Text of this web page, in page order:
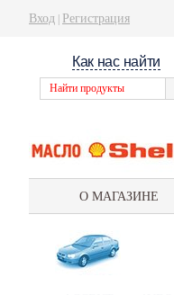
Вход Регистрация
Как нас найти
О МАГАЗИНЕ